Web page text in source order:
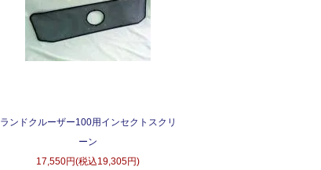
ランドクルーザー100用インセクトスクリ
ーン
17,550円(税込19,305円)